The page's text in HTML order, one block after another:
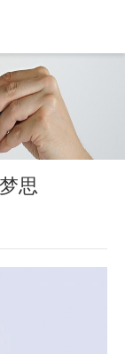
思